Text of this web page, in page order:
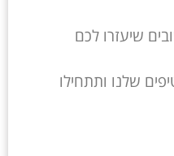
שיעזרו לכם
שלנו ותתחילו